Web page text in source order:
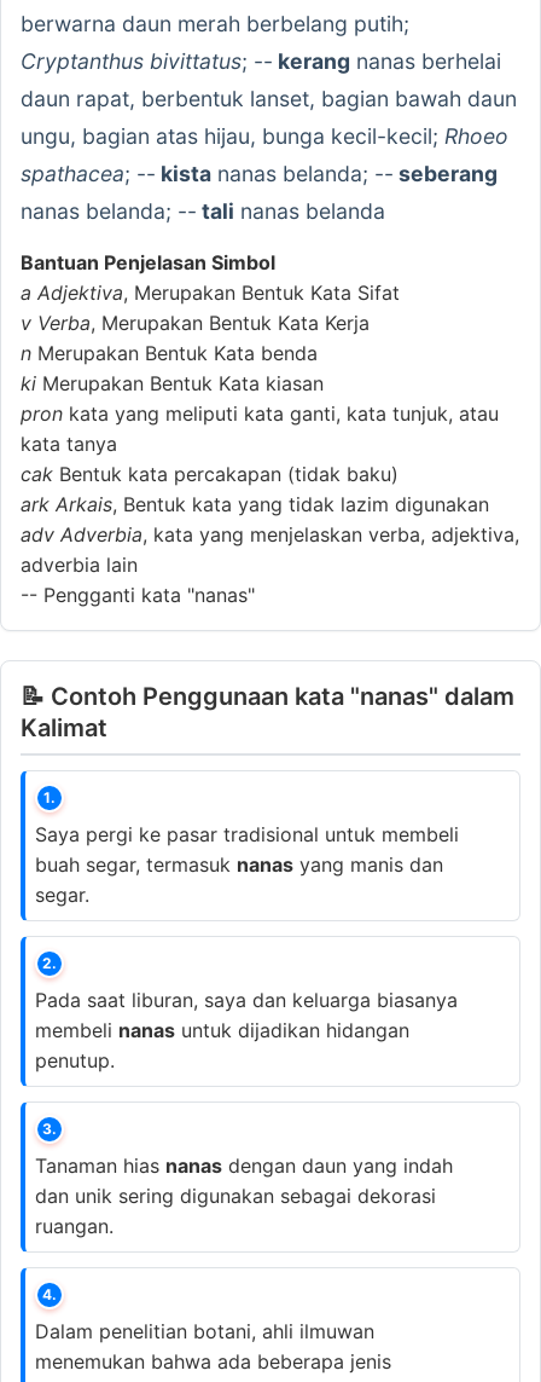
berwarna daun merah berbelang putih;
Cryptanthus bivittatus; -- kerang nanas berhelai
daun rapat, berbentuk lanset, bagian bawah daun
ungu, bagian atas hijau, bunga kecil-kecil; Rhoeo
spathacea; -- kista nanas belanda; -- seberang
nanas belanda; -- tali nanas belanda
Bantuan Penjelasan Simbol
a Adjektiva, Merupakan Bentuk Kata Sifat
v Verba, Merupakan Bentuk Kata Kerja
n Merupakan Bentuk Kata benda
ki Merupakan Bentuk Kata kiasan
pron kata yang meliputi kata ganti, kata tunjuk, atau
kata tanya
cak Bentuk kata percakapan (tidak baku)
ark Arkais, Bentuk kata yang tidak lazim digunakan
adv Adverbia, kata yang menjelaskan verba, adjektiva,
adverbia lain
-- Pengganti kata "nanas"
📝 Contoh Penggunaan kata "nanas" dalam
Kalimat
1.
Saya pergi ke pasar tradisional untuk membeli
buah segar, termasuk nanas yang manis dan
segar.
2.
Pada saat liburan, saya dan keluarga biasanya
membeli nanas untuk dijadikan hidangan
penutup.
3.
Tanaman hias nanas dengan daun yang indah
dan unik sering digunakan sebagai dekorasi
ruangan.
4.
Dalam penelitian botani, ahli ilmuwan
menemukan bahwa ada beberapa jenis